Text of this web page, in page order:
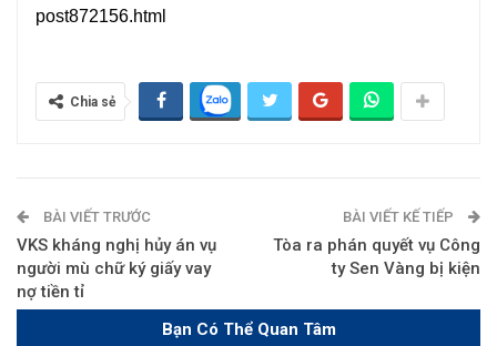
post872156.html
Chia sẻ
BÀI VIẾT TRƯỚC
VKS kháng nghị hủy án vụ
người mù chữ ký giấy vay
nợ tiền tỉ
BÀI VIẾT KẾ TIẾP
Tòa ra phán quyết vụ Công
ty Sen Vàng bị kiện
Bạn Có Thể Quan Tâm